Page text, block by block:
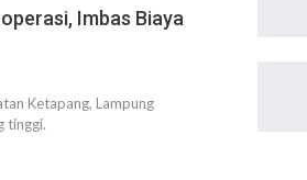
Imbas Biaya
Ketapang, Lampung
tinggi.